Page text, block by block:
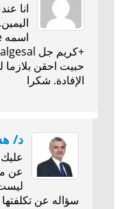
انا
حبيت احقن بلازما
الإفادة. شكرا
د/
عن
سؤاله عن تكلفتها